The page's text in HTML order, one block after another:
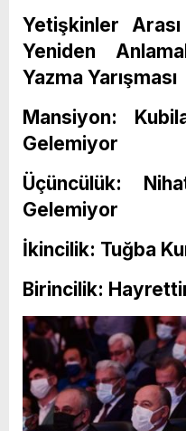
Yetişkinler Arası
Yeniden
Yazma Yarışması
Mansiyon:
Gelemiyor
Üçüncülük:
Gelemiyor
İkincilik: Tuğba
Birincilik: